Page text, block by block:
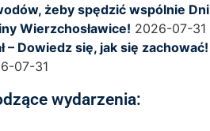
żeby spędzić wspólnie Dni
Wierzchosławice! 2026-07-31
– Dowiedz się, jak się zachować!
07-31
wydarzenia: